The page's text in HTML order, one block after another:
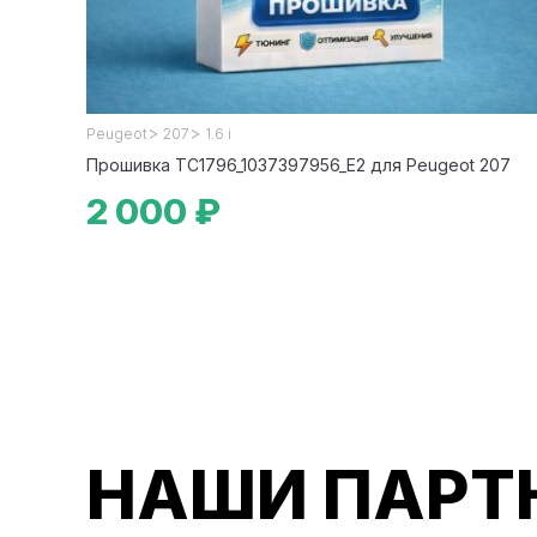
Peugeot > 207 > 1.6 i
Прошивка TC1796_1037397956_E2 для Peugeot 207
2 000 ₽
НАШИ